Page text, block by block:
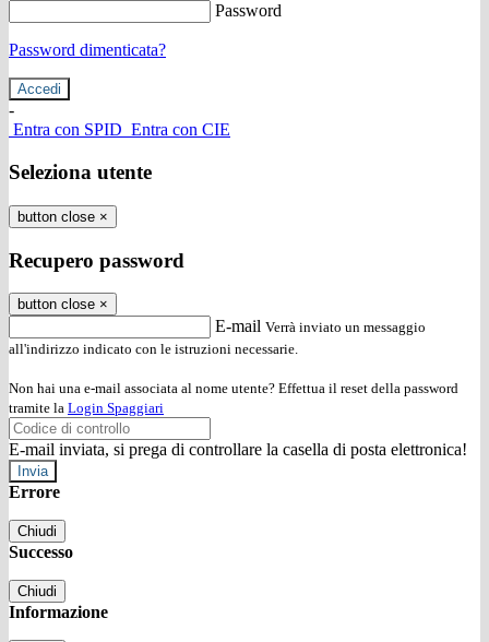
Password
Password dimenticata?
-
Entra con SPID Entra con CIE
Seleziona utente
button close ×
Recupero password
button close ×
E-mail Verrà inviato un messaggio
all'indirizzo indicato con le istruzioni necessarie.
Non hai una e-mail associata al nome utente? Effettua il reset della password
tramite la Login Spaggiari
E-mail inviata, si prega di controllare la casella di posta elettronica!
Errore
Chiudi
Successo
Chiudi
Informazione